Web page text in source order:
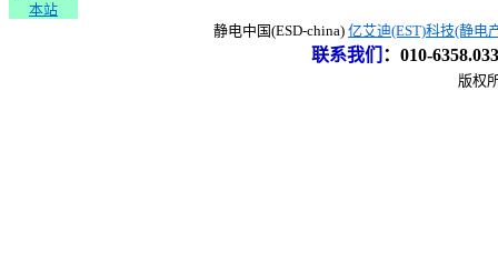
本站
静电中国(ESD-china) 亿艾迪(EST)科技(静电
联系我们 ： 010-
版权